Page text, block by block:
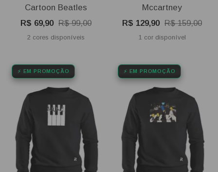
Cartoon Beatles
Preço
promocional
R$ 69,90 Preço
normal
R$ 99,00
2 cores disponíveis
Mccartney
Preço
promocional
R$ 129,90 Preço
normal
R$ 159,00
1 cor disponível
⚡ EM PROMOÇÃO ⚡ EM PROMOÇÃO